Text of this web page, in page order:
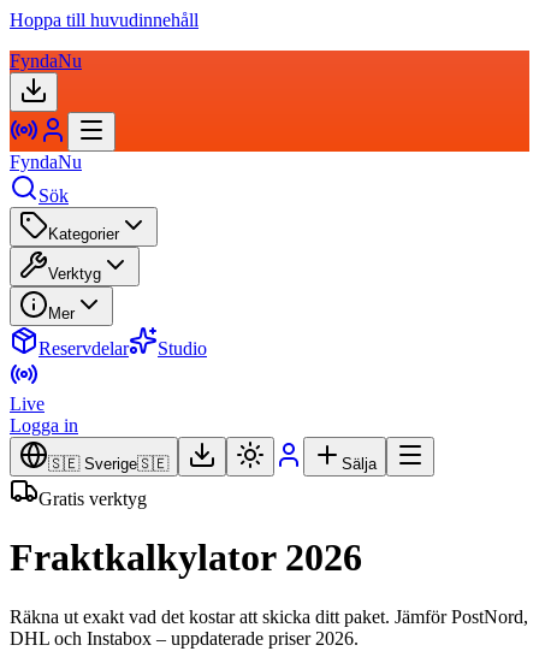
Hoppa till huvudinnehåll
FyndaNu
FyndaNu
Sök
Kategorier
Verktyg
Mer
Reservdelar Studio
Live
Logga in
🇸🇪 Sverige🇸🇪 Sälja
Gratis verktyg
Fraktkalkylator 2026
Räkna ut exakt vad det kostar att skicka ditt paket. Jämför PostNord,
DHL och Instabox – uppdaterade priser 2026.